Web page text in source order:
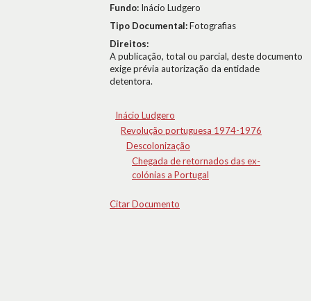
Fundo: Inácio Ludgero
Tipo Documental:Fotografias
Direitos:
A publicação, total ou parcial, deste documento
exige prévia autorização da entidade
detentora.
Inácio Ludgero
Revolução portuguesa 1974-1976
Descolonização
Chegada de retornados das ex-
colónias a Portugal
Citar Documento